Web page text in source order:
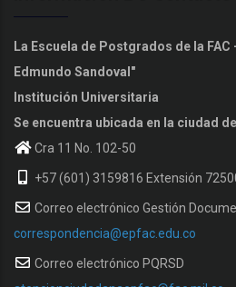
La Escuela de Postgrados de la FAC
Edmundo Sandoval"
Institución Universitaria
Se encuentra ubicada en la ciudad
Cra 11 No. 102-50
+57 (601) 3159816 Extensión
Correo electrónico Gestión
correspondencia@epfac.edu.co
Correo electrónico PQRSD